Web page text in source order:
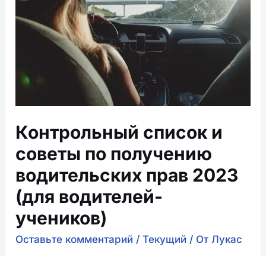
Контрольный список и
советы по получению
водительских прав 2023
(для водителей-
учеников)
Оставьте комментарий /Текущий / ОтЛукас
получению
водительских
(для
учеников)